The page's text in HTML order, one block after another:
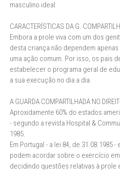
masculino ideal.
CARACTERÍSTICAS DA G.
Embora a prole viva com um dos
desta criança não dependem
uma ação comum. Por isso, os pais
estabelecer o programa geral de
a sua execução no dia a dia.
A GUARDA COMPARTILHADA NO
Aproxidamente 60% do estados
- segundo a revista Hospital &
1985.
Em Portugal - a lei 84, de 31.08.1985
podem acordar sobre o exercício
decidindo questões relativas à prole